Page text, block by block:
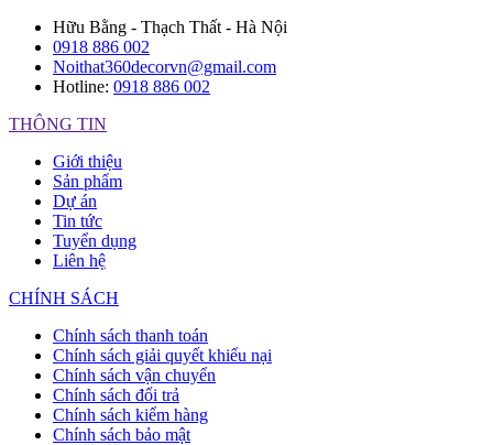
Hữu Bằng - Thạch Thất - Hà Nội
0918 886 002
Noithat360decorvn@gmail.com
Hotline: 0918 886 002
THÔNG TIN
Giới thiệu
Sản phẩm
Dự án
Tin tức
Tuyển dụng
Liên hệ
CHÍNH SÁCH
Chính sách thanh toán
Chính sách giải quyết khiếu nại
Chính sách vận chuyển
Chính sách đổi trả
Chính sách kiểm hàng
Chính sách bảo mật